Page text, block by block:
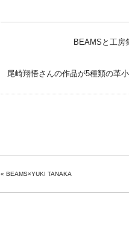
BEAMSと工房
尾崎翔悟さんの作品が5種類の革
« BEAMS×YUKI TANAKA